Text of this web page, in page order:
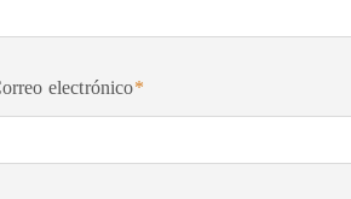
electrónico*